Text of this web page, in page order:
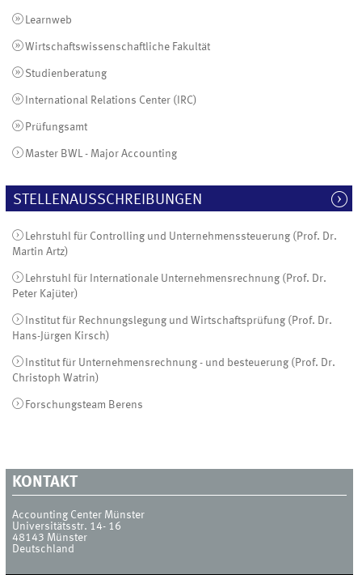
Learnweb
Wirtschaftswissenschaftliche Fakultät
Studienberatung
International Relations Center (IRC)
Prüfungsamt
Master BWL - Major Accounting
STELLENAUSSCHREIBUNGEN
Lehrstuhl für Controlling und Unternehmenssteuerung (Prof. Dr.
Martin Artz)
Lehrstuhl für Internationale Unternehmensrechnung (Prof. Dr.
Peter Kajüter)
Institut für Rechnungslegung und Wirtschaftsprüfung (Prof. Dr.
Hans-Jürgen Kirsch)
Institut für Unternehmensrechnung - und besteuerung (Prof. Dr.
Christoph Watrin)
Forschungsteam Berens
KONTAKT
Accounting Center Münster
Universitätsstr. 14- 16
48143 Münster
Deutschland